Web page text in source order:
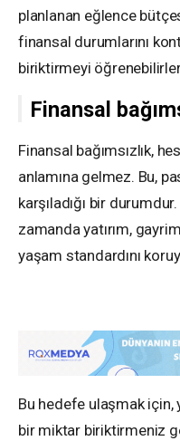
planlanan eğlence
finansal durumlarını
biriktirmeyi
Finansal
Finansal bağımsızlık,
anlamına gelmez. Bu,
karşıladığı bir
zamanda yatırım,
yaşam standardını
Bu hedefe ulaşmak için,
bir miktar biriktirmeniz